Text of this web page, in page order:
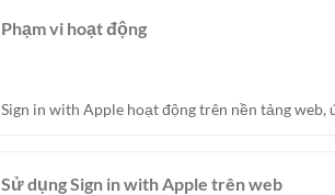
Phạm vi hoạt động
Sign in with Apple hoạt động trên nền tảng web,
Sử dụng Sign in with Apple trên web